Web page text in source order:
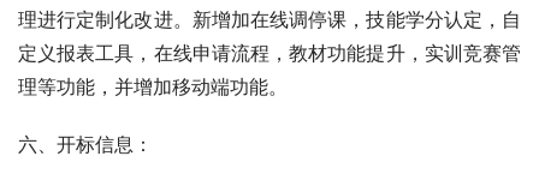
理进行定制化改进。新增加在线调停课，技能学分认定，自
定义报表工具，在线申请流程，教材功能提升，实训竞赛管
理等功能，并增加移动端功能。
六、开标信息：